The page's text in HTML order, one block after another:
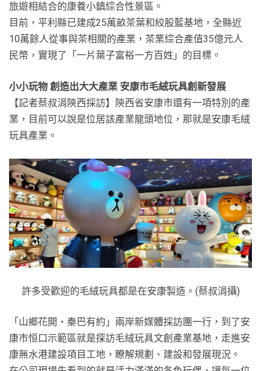
旅遊相結合的康養小鎮綜合性景區。
目前，平利縣已建成25萬畝茶葉和絞股藍基地，全縣近
10萬餘人從事與茶相關的產業，茶業綜合產值35億元人
民幣，實現了「一片葉子富裕一方百姓」的目標。
小小玩物 創造出大大產業 安康市毛絨玩具創新發展
【記者蔡叔涓陝西採訪】陝西省安康市還有一項特別的產
業，目前可以說是位居該產業龍頭地位，那就是安康毛絨
玩具產業。
許多受歡迎的毛絨玩具都是在安康製造。(蔡叔涓攝)
「山鄉花開‧秦巴有約」兩岸新媒體採訪團一行，到了安
康市恒口示範區就是探訪毛絨玩具文創產業基地，走進安
康無水港建設項目工地，瞭解規劃、建設和發展現況。